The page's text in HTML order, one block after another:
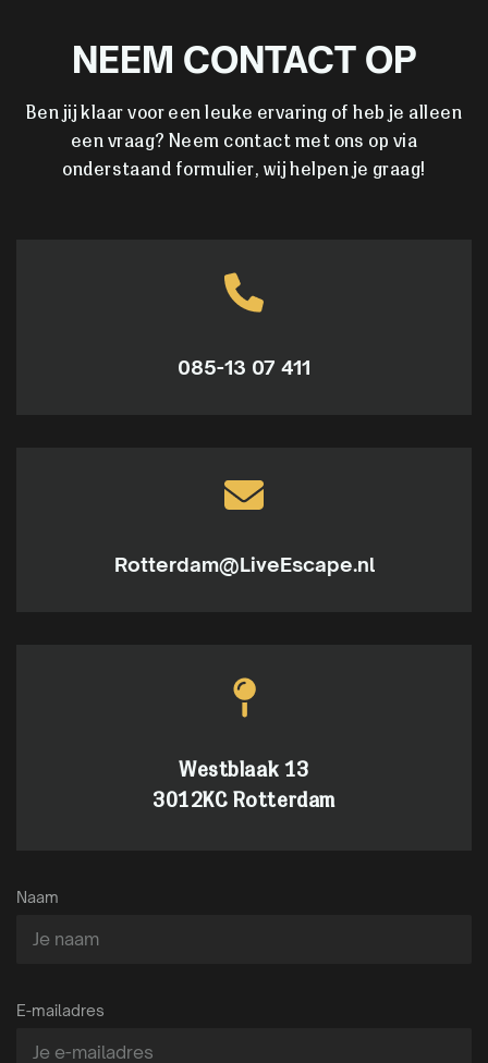
NEEM CONTACT OP
Ben jij klaar voor een leuke ervaring of heb je alleen
een vraag? Neem contact met ons op via
onderstaand formulier, wij helpen je graag!
085-13 07 411
Rotterdam@LiveEscape.nl
Westblaak 13
3012KC Rotterdam
Naam
E-mailadres